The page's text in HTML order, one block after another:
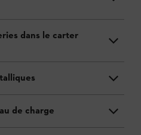
dans le carter
de charge